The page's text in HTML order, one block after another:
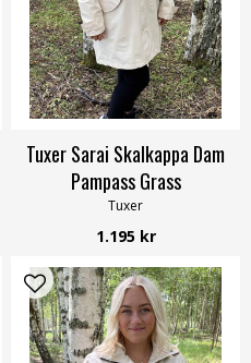
Tuxer Sarai Skalkappa Dam
Pampass Grass
Tuxer
1.195 kr